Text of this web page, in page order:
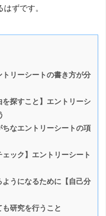
ずです。
リーシートの書き方が分
探すこと】エントリーシ
なエントリーシートの項
ック】エントリーシート
うになるために【自己分
研究を行うこと